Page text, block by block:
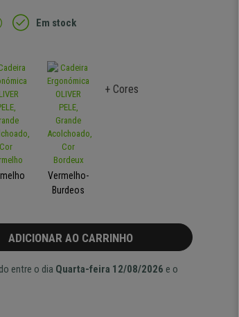
Em stock
Vermelho-
Burdeos
+ Cores
ADICIONAR AO CARRINHO
entre o dia Quarta-feira 12/08/2026 e o